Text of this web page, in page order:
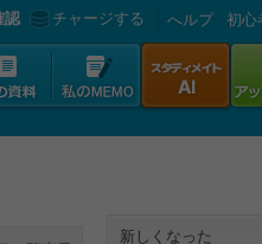
認 チャージする へルプ 初心
新しくなった